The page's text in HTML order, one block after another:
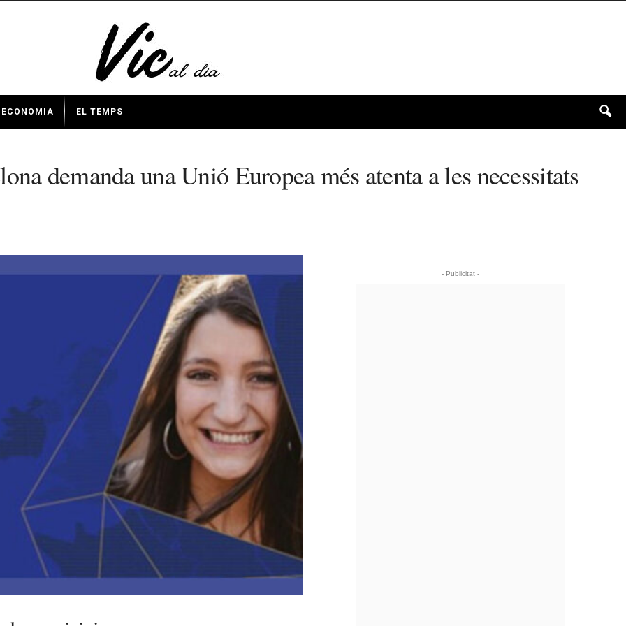
ECONOMIA EL TEMPS
demanda una Unió Europea més atenta a les necessitats
- Publicitat -